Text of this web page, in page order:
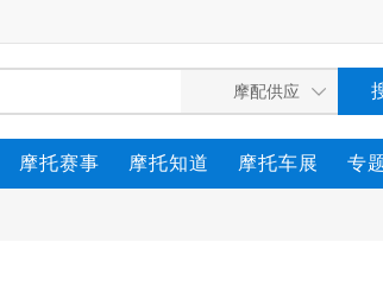
摩托赛事 摩托知道 摩托车展 专